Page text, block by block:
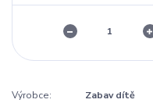
Výrobce:
Zabav dítě